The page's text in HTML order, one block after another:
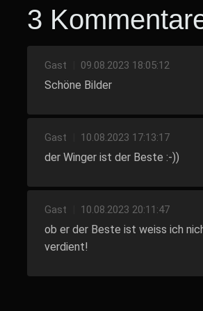
3
Gast 09.08.2023 18:05:12
Schöne Bilder
Gast 10.08.2023 17:13:17
der Winger ist der Beste :-))
Gast 10.08.2023 20:11:47
ob er der Beste ist weiss ich
verdient!